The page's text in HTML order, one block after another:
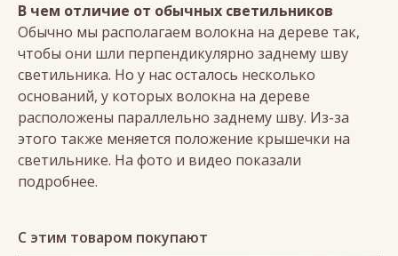
В чем отличие от обычных светильников
Обычно мы располагаем волокна на дереве так,
чтобы они шли перпендикулярно заднему шву
светильника. Но у нас осталось несколько
оснований, у которых волокна на дереве
расположены параллельно заднему шву. Из-за
этого также меняется положение крышечки на
светильнике. На фото и видео показали
подробнее.
С этим товаром покупают